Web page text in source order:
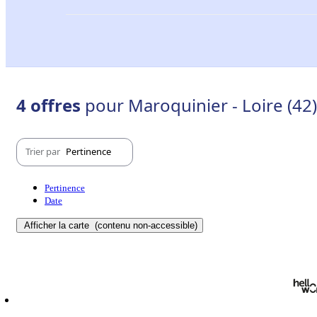
4 offres pour Maroquinier - Loire (42)
Trier par Pertinence
Pertinence
Date
Afficher la carte (contenu non-accessible)